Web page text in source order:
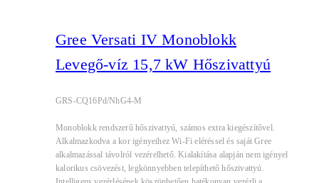
Gree Versati IV Monoblokk
Levegő-víz 15,7 kW Hőszivattyú
GRS-CQ16Pd/NhG4-M
Monoblokk rendszerű hőszivattyú, számos extra kiegészítővel.
Alkalmazkodva a kor igényeihez Wi-Fi eléréssel és saját Gree
alkalmazással távolról vezérelhető. Kialakítása alapján nem igényel
kalorikus csövezést, legkönnyebben telepíthető hőszivattyú.